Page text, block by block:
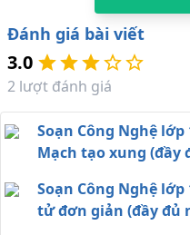
Đánh giá bài viết
3.0
2 lượt đánh giá
Soạn Công Nghệ
Mạch tạo xung (đầy
Soạn Công Nghệ
tử đơn giản (đầy đủ